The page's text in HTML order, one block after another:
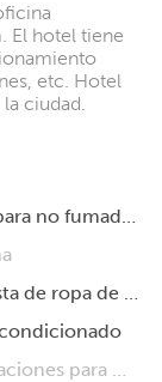
El hotel tiene
etc. Hotel
ciudad.
Sólo para no fumadores
Provista de ropa de cama
Instalaciones para minusválidos